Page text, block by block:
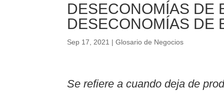
DESECONOMÍAS DE
DESECONOMÍAS DE
Sep 17, 2021 |Glosario de Negocios
Se refiere a cuando deja de